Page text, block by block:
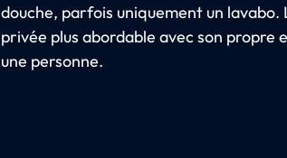
douche, parfois uniquement un
privée plus abordable avec son propre
une personne.